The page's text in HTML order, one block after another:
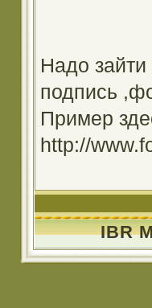
Надо
подпись
Пример
http://
IBR